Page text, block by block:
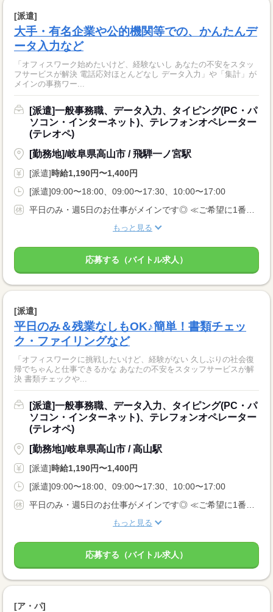
[派遣]
大手・有名企業や公的機関等での、かんたんデ
ータ入力など
「オフィスワーク始めたいけど、経験ないし あなたの不安をスタッ
フサービスが解決 電話応対ほとんどなし データ入力」や「集計」が
メインの事務ワー...
[派遣]一般事務職、データ入力、タイピング(PC・パ
ソコン・インターネット)、テレフォンオペレーター
(テレオペ)
[勤務地]/岐阜県高山市 / 飛騨一ノ宮駅
[派遣]時給1,190円〜1,400円
[派遣]09:00〜18:00、09:00〜17:30、10:00〜17:00
平日のみ・週5日のお仕事がメインです◎ ≪ご希望に1番近いお仕事をご紹介いたします♪≫
もっと見る
応募する（バイトル求人）
[派遣]
平日のみ＆残業なしもOK♪簡単！書類チェッ
ク・ファイリングなど
「オフィスワークに挑戦したいけど、経験がない 久しぶりの社会復
帰でちゃんと仕事できるかな あなたの不安をスタッフサービスが解
決 書類チェックや...
[派遣]一般事務職、データ入力、タイピング(PC・パ
ソコン・インターネット)、テレフォンオペレーター
(テレオペ)
[勤務地]/岐阜県高山市 / 高山駅
[派遣]時給1,190円〜1,400円
[派遣]09:00〜18:00、09:00〜17:30、10:00〜17:00
平日のみ・週5日のお仕事がメインです◎ ≪ご希望に1番近いお仕事をご紹介いたします♪≫
もっと見る
応募する（バイトル求人）
[ア・パ]